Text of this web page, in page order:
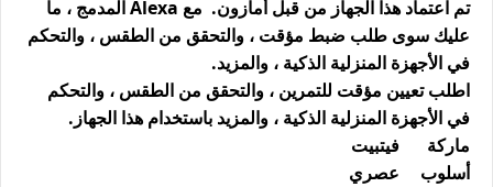
تم اعتماد هذا الجهاز من قبل أمازون. مع Alexa المدمج ، ما
عليك سوى طلب ضبط مؤقت ، والتحقق من الطقس ، والتحكم
في الأجهزة المنزلية الذكية ، والمزيد.
اطلب تعيين مؤقت للتمرين ، والتحقق من الطقس ، والتحكم
في الأجهزة المنزلية الذكية ، والمزيد باستخدام هذا الجهاز.
ماركة
فيتبيت
أسلوب
عصري